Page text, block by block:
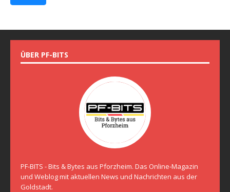
ÜBER PF-BITS
PF-BITS - Bits & Bytes aus Pforzheim. Das Online-Magazin
und Weblog mit aktuellen News und Nachrichten aus der
Goldstadt.